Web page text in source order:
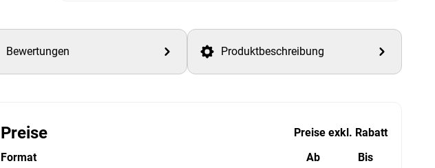
Bewertungen Produktbeschreibung
Preise
Preise exkl. Rabatt
Format
Ab
Bis